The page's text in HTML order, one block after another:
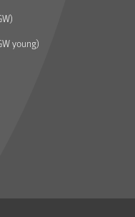
young)